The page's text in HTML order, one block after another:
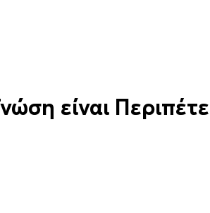
είναι